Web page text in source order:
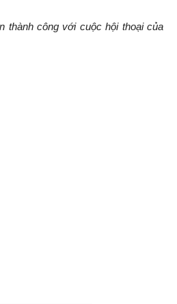
thành công với cuộc hội thoại của